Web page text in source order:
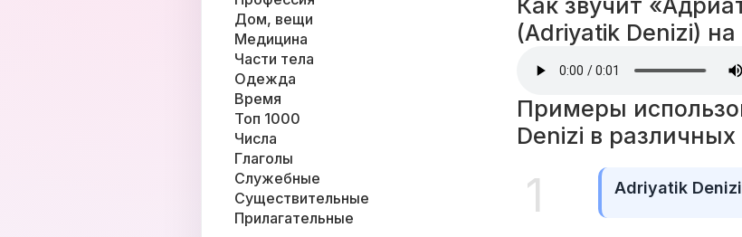
Дом, вещи
Медицина
Части тела
Одежда
Время
Топ 1000
Числа
Глаголы
Служебные
Существительные
Прилагательные
Как звучит
(Adriyatik Denizi)
Примеры
Denizi в
1 Adriyatik